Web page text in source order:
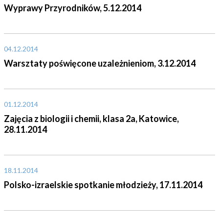
Wyprawy Przyrodników, 5.12.2014
04.12.2014
Warsztaty poświęcone uzależnieniom, 3.12.2014
01.12.2014
Zajęcia z biologii i chemii, klasa 2a, Katowice,
28.11.2014
18.11.2014
Polsko-izraelskie spotkanie młodzieży, 17.11.2014